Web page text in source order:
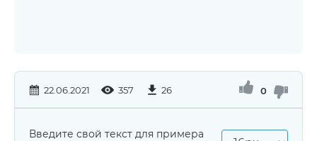
22.06.2021 357 26 0
Введите свой текст для примера